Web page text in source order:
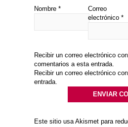
Nombre *
Correo
electrónico *
Recibir un correo electrónico
comentarios a esta entrada.
Recibir un correo electrónico
entrada.
Este sitio usa Akismet para